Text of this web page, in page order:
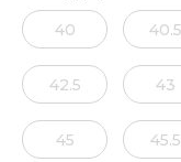
40 40.5
42.5 43
45 45.5